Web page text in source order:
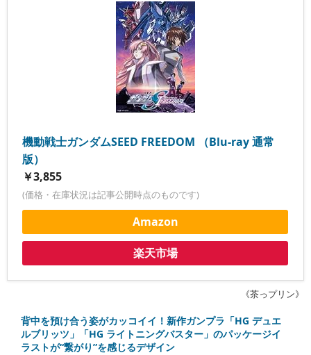
機動戦士ガンダムSEED FREEDOM （Blu-ray 通常
版）
￥3,855
(価格・在庫状況は記事公開時点のものです)
Amazon
楽天市場
《茶っプリン》
背中を預け合う姿がカッコイイ！新作ガンプラ「HG デュエ
ルブリッツ」「HG ライトニングバスター」のパッケージイ
ラストが“繋がり”を感じるデザイン